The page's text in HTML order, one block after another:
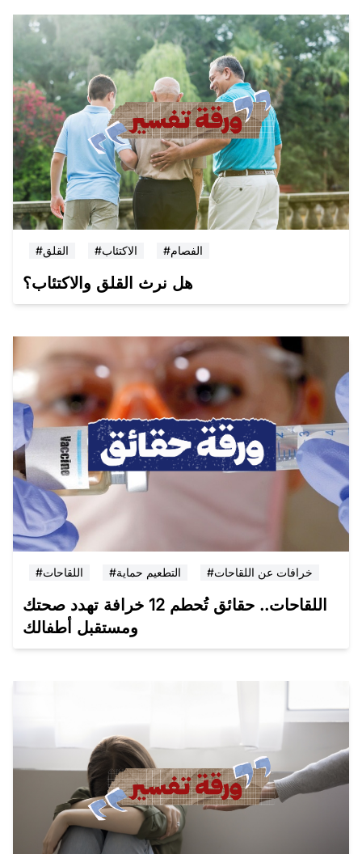
#القلق #الاكتئاب #الفصام
هل نرث القلق والاكتئاب؟
#اللقاحات #التطعيم حماية #خرافات عن اللقاحات
اللقاحات.. حقائق تُحطم 12 خرافة تهدد صحتك
ومستقبل أطفالك